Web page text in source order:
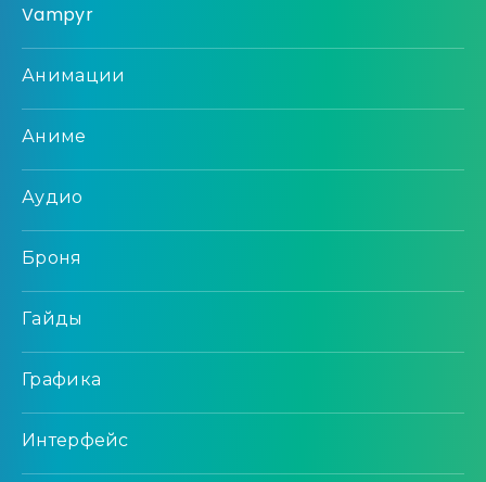
Vampyr
Анимации
Аниме
Аудио
Броня
Гайды
Графика
Интерфейс